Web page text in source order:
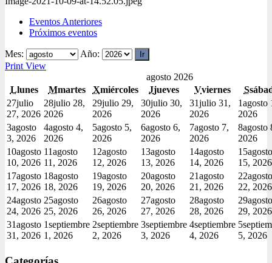
Eventos Anteriores
Próximos eventos
Mes:
Año:
Print View
agosto 2026
Llunes Mmartes Xmiércoles Jjueves Vviernes S
27julio
27, 2026
28julio 28,
2026
29julio 29,
2026
30julio 30,
2026
31julio 31,
2026
1agosto
2026
3agosto
3, 2026
4agosto 4,
2026
5agosto 5,
2026
6agosto 6,
2026
7agosto 7,
2026
8agosto
2026
10agosto
10, 2026
11agosto
11, 2026
12agosto
12, 2026
13agosto
13, 2026
14agosto
14, 2026
15agosto
15, 2026
17agosto
17, 2026
18agosto
18, 2026
19agosto
19, 2026
20agosto
20, 2026
21agosto
21, 2026
22agosto
22, 2026
24agosto
24, 2026
25agosto
25, 2026
26agosto
26, 2026
27agosto
27, 2026
28agosto
28, 2026
29agosto
29, 2026
31agosto
31, 2026
1septiembre
1, 2026
2septiembre
2, 2026
3septiembre
3, 2026
4septiembre
4, 2026
5
5, 2026